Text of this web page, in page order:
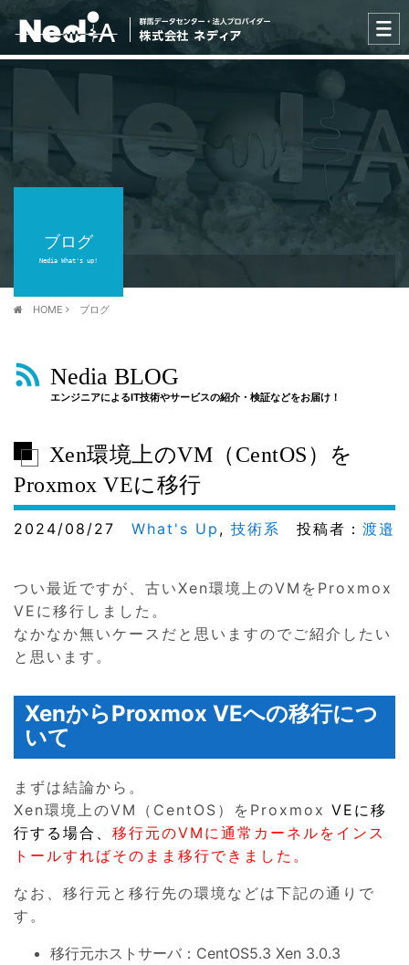
ブログ
Nedia What's up!
HOME ブログ
Nedia BLOG
エンジニアによるIT技術やサービスの紹介・検証などをお届け！
Xen環境上のVM（CentOS）を
Proxmox VEに移行
2024/08/27 What's Up , 技術系 投稿者： 渡邉
つい最近ですが、古いXen環境上のVMをProxmox
VEに移行しました。
なかなか無いケースだと思いますのでご紹介したい
と思います。
XenからProxmox VEへの移行につ
いて
まずは結論から。
Xen環境上のVM（CentOS）をProxmox VEに移
行する場合、 移行元のVMに通常カーネルをインス
トールすればそのまま移行できました。
なお、移行元と移行先の環境などは下記の通りで
す。
移行元ホストサーバ：CentOS5.3 Xen 3.0.3